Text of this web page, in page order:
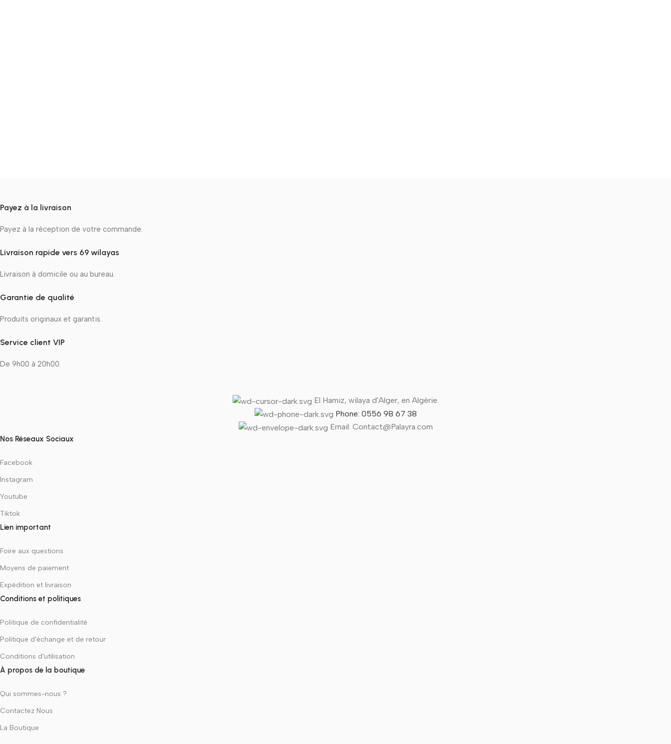
Payez à la livraison
Payez à la réception de votre commande.
Livraison rapide vers 69 wilayas
Livraison à domicile ou au bureau.
Garantie de qualité
Produits originaux et garantis.
Service client VIP
De 9h00 à 20h00.
El Hamiz, wilaya d'Alger, en Algérie.
Phone: 0556 98 67 38
Email: Contact@Palayra.com
Nos Réseaux Sociaux
Facebook
Instagram
Youtube
Tiktok
Lien important
Foire aux questions
Moyens de paiement
Expédition et livraison
Conditions et politiques
Politique de confidentialité
Politique d'échange et de retour
Conditions d'utilisation
À propos de la boutique
Qui sommes-nous ?
Contactez Nous
La Boutique